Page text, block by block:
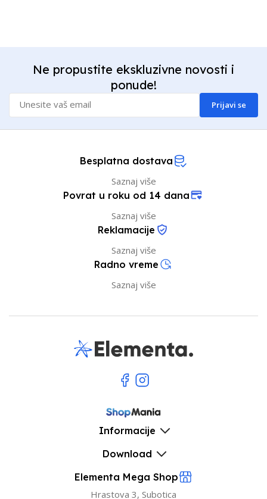
Ne propustite ekskluzivne novosti i
ponude!
Prijavi se
Besplatna dostava
Saznaj više
Povrat u roku od 14 dana
Saznaj više
Reklamacije
Saznaj više
Radno vreme
Saznaj više
Informacije
Download
Elementa Mega Shop
Hrastova 3, Subotica